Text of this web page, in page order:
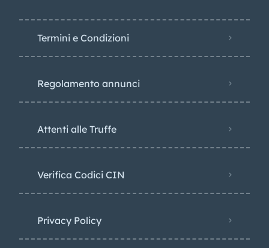
Termini e Condizioni
Regolamento annunci
Attenti alle Truffe
Verifica Codici CIN
Privacy Policy​